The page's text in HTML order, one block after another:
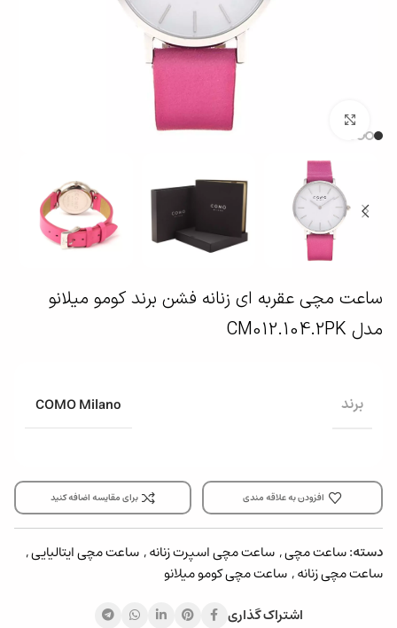
ساعت مچی عقربه ای زنانه فشن برند کومو میلانو
مدل CM012.104.2PK
برند COMO Milano
افزودن به علاقه مندی برای مقایسه اضافه کنید
دسته:ساعت مچی, ساعت مچی اسپرت زنانه, ساعت مچی ایتالیایی,
ساعت مچی زنانه, ساعت مچی کومو میلانو
اشتراک گذاری